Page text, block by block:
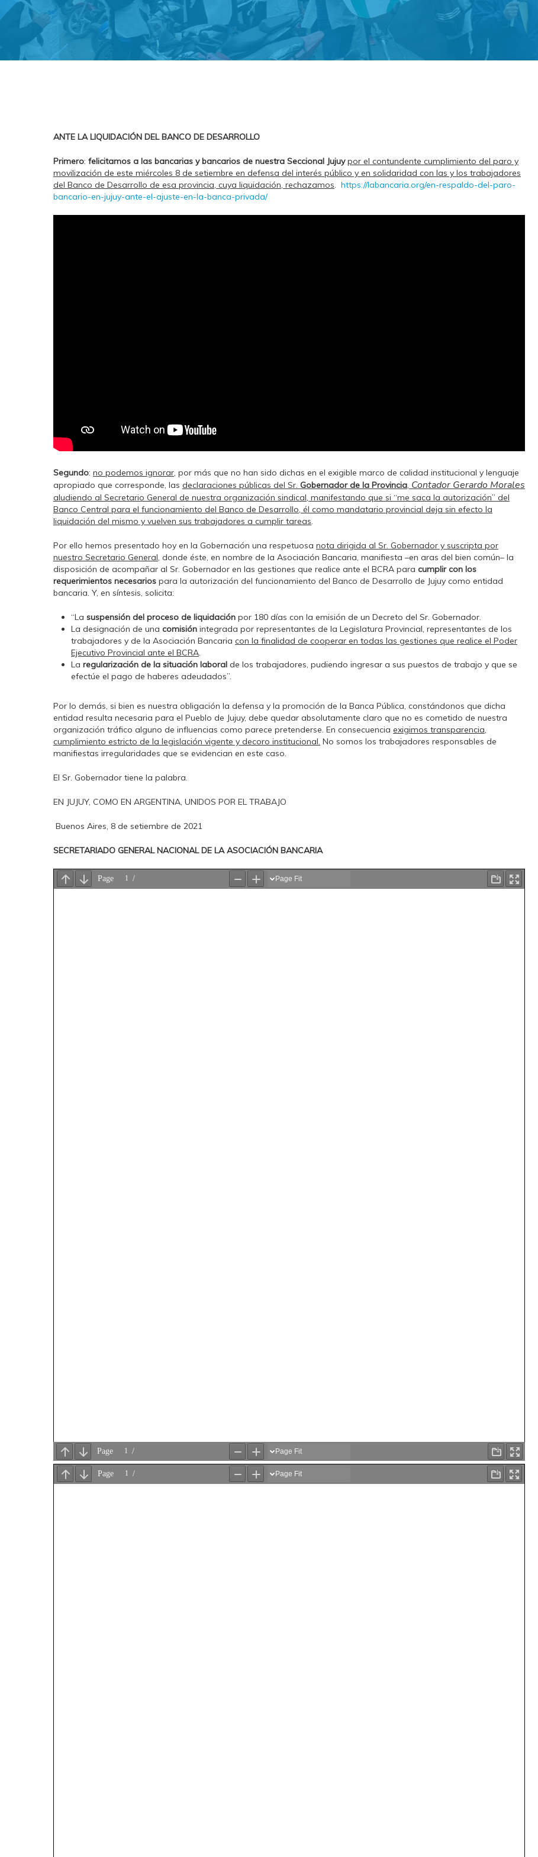
ANTE LA LIQUIDACIÓN DEL BANCO DE DESARROLLO
Primero: felicitamos a las bancarias y bancarios de nuestra Seccional Jujuy por el contundente cumplimiento del paro y
movilización de este miércoles 8 de setiembre en defensa del interés público y en solidaridad con las y los trabajadores
del Banco de Desarrollo de esa provincia, cuya liquidación, rechazamos. https://labancaria.org/en-respaldo-del-paro-
bancario-en-jujuy-ante-el-ajuste-en-la-banca-privada/
Segundo: no podemos ignorar, por más que no han sido dichas en el exigible marco de calidad institucional y lenguaje
apropiado que corresponde, las declaraciones públicas del Sr. Gobernador de la Provincia, Contador Gerardo Morales
aludiendo al Secretario General de nuestra organización sindical, manifestando que si “me saca la autorización” del
Banco Central para el funcionamiento del Banco de Desarrollo, él como mandatario provincial deja sin efecto la
liquidación del mismo y vuelven sus trabajadores a cumplir tareas.
Por ello hemos presentado hoy en la Gobernación una respetuosa nota dirigida al Sr. Gobernador y suscripta por
nuestro Secretario General, donde éste, en nombre de la Asociación Bancaria, manifiesta –en aras del bien común– la
disposición de acompañar al Sr. Gobernador en las gestiones que realice ante el BCRA para cumplir con los
requerimientos necesarios para la autorización del funcionamiento del Banco de Desarrollo de Jujuy como entidad
bancaria. Y, en síntesis, solicita:
“La suspensión del proceso de liquidación por 180 días con la emisión de un Decreto del Sr. Gobernador.
La designación de una comisión integrada por representantes de la Legislatura Provincial, representantes de los
trabajadores y de la Asociación Bancaria con la finalidad de cooperar en todas las gestiones que realice el Poder
Ejecutivo Provincial ante el BCRA.
La regularización de la situación laboral de los trabajadores, pudiendo ingresar a sus puestos de trabajo y que se
efectúe el pago de haberes adeudados”.
Por lo demás, si bien es nuestra obligación la defensa y la promoción de la Banca Pública, constándonos que dicha
entidad resulta necesaria para el Pueblo de Jujuy, debe quedar absolutamente claro que no es cometido de nuestra
organización tráfico alguno de influencias como parece pretenderse. En consecuencia exigimos transparencia,
cumplimiento estricto de la legislación vigente y decoro institucional. No somos los trabajadores responsables de
manifiestas irregularidades que se evidencian en este caso.
El Sr. Gobernador tiene la palabra.
EN JUJUY, COMO EN ARGENTINA, UNIDOS POR EL TRABAJO
Buenos Aires, 8 de setiembre de 2021
SECRETARIADO GENERAL NACIONAL DE LA ASOCIACIÓN BANCARIA